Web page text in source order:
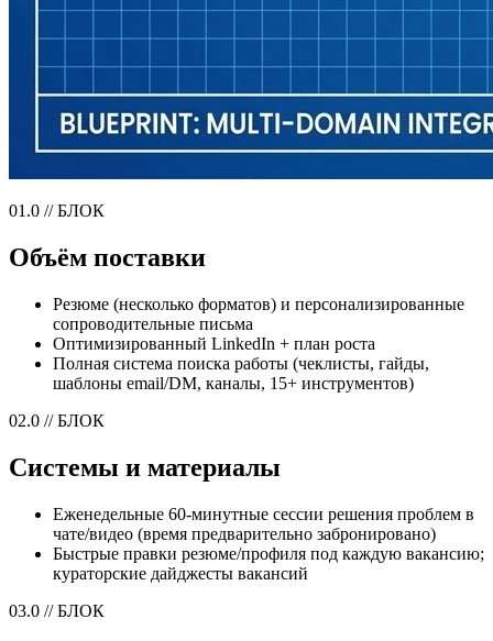
01.0 // БЛОК
Объём поставки
Резюме (несколько форматов) и персонализированные
сопроводительные письма
Оптимизированный LinkedIn + план роста
Полная система поиска работы (чеклисты, гайды,
шаблоны email/DM, каналы, 15+ инструментов)
02.0 // БЛОК
Системы и материалы
Еженедельные 60-минутные сессии решения проблем в
чате/видео (время предварительно забронировано)
Быстрые правки резюме/профиля под каждую вакансию;
кураторские дайджесты вакансий
03.0 // БЛОК